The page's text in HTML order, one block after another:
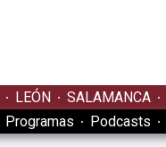
LEÓN SALAMANCA
Programas Podcasts